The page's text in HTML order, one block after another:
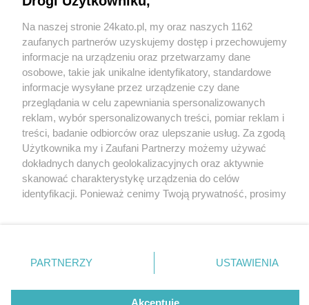
5 / 0
Wydawca mediów lokalnych
Nie zapomnij
zapoznać się z:
polityką prywatności regulamin korzystania z portali
Twojemiasto
Piekary Śląskie
Chorzów
Tarnowskie Góry
Gliwice
Skontakuj sięz nami
Kontakt
Wydawca
Redakcja
Na naszej stronie 24kato.pl, my oraz naszych 1162
zaufanych partnerów uzyskujemy dostęp i przechowujemy
informacje na urządzeniu oraz przetwarzamy dane
osobowe, takie jak unikalne identyfikatory, standardowe
informacje wysyłane przez urządzenie czy dane
przeglądania w celu zapewniania spersonalizowanych
reklam, wybór spersonalizowanych treści, pomiar reklam i
treści, badanie odbiorców oraz ulepszanie usług. Za zgodą
Użytkownika my i Zaufani Partnerzy możemy używać
dokładnych danych geolokalizacyjnych oraz aktywnie
skanować charakterystykę urządzenia do celów
identyfikacji. Ponieważ cenimy Twoją prywatność, prosimy
prywatności znajdujący się w lewym dolnym rogu strony
. Niektóre rodzaje przetwarzania danych nie wymagają
zgody użytkownika, ale masz prawo sprzeciwić się
takiemu przetwarzaniu. Preferencje będą miały
PARTNERZY USTAWIENIA
Akceptuję